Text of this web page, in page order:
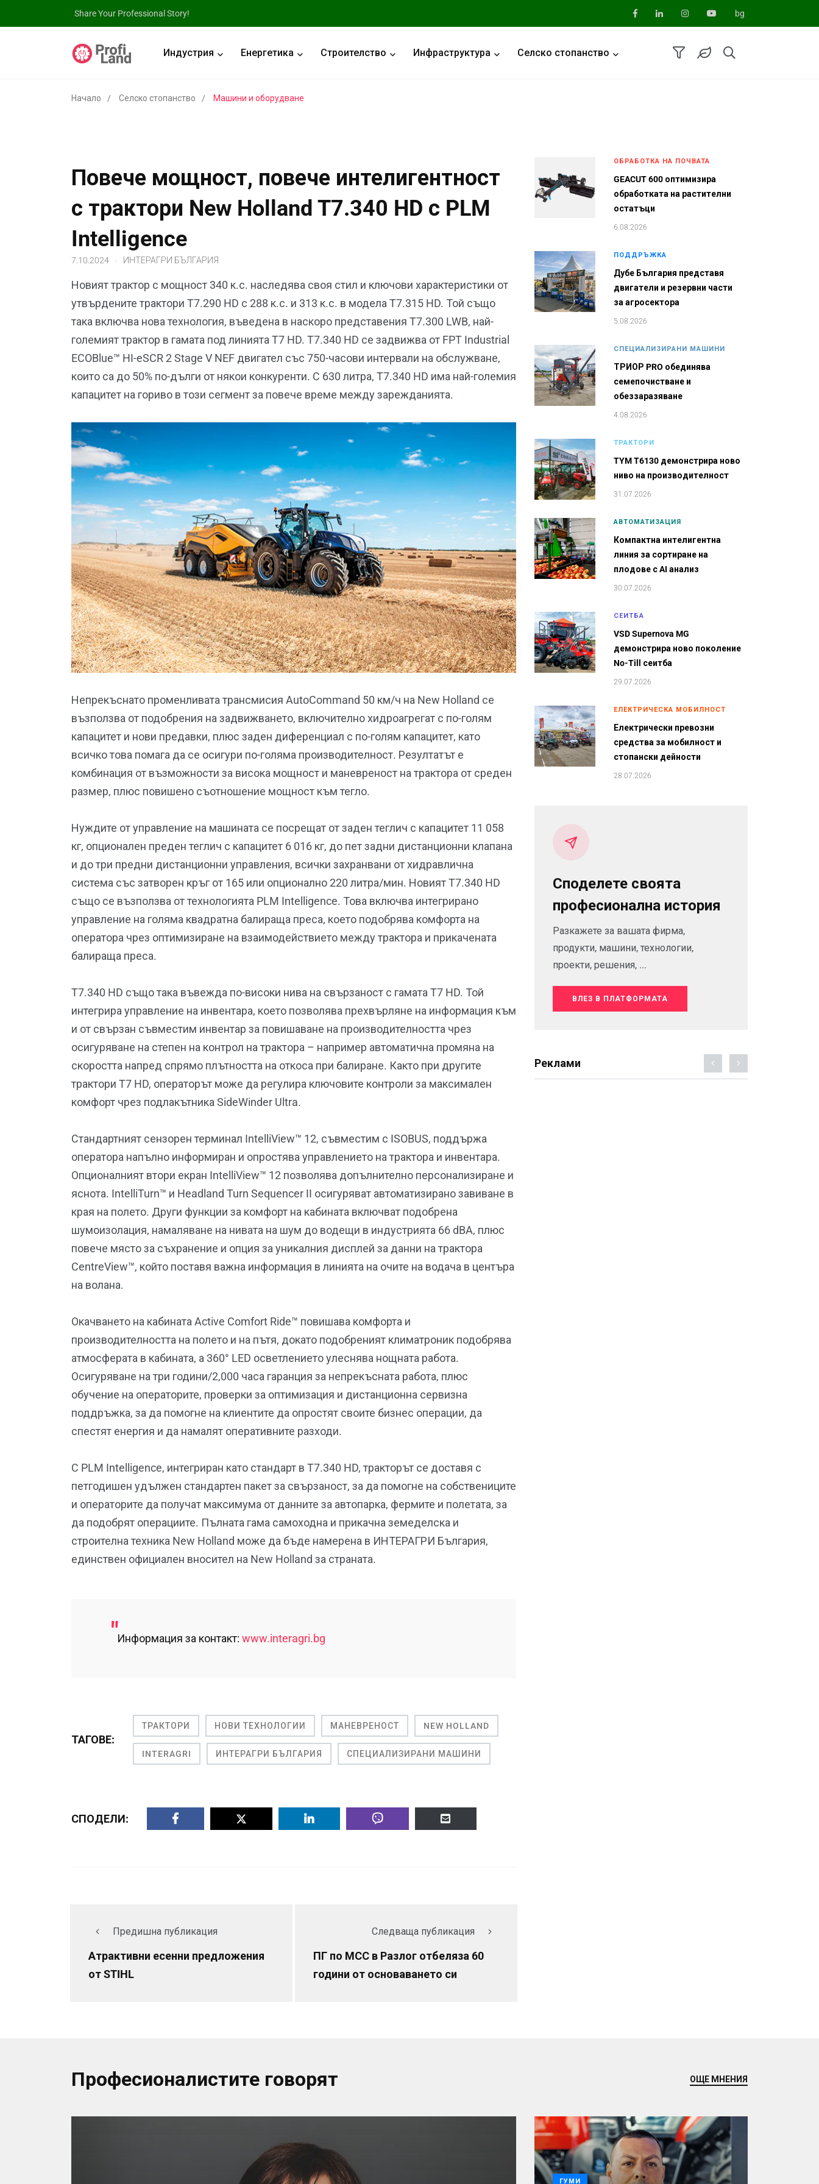
Share Your Professional Story! bg
Индустрия Енергетика Строителство Инфраструктура Селско стопанство
Начало Селско стопанство Машини и оборудване
Повече мощност, повече интелигентност
с трактори New Holland T7.340 HD с PLM
Intelligence
7.10.2024 ИНТЕРАГРИ БЪЛГАРИЯ
Новият трактор с мощност 340 к.с. наследява своя стил и ключови характеристики от
утвърдените трактори T7.290 HD с 288 к.с. и 313 к.с. в модела T7.315 HD. Той също
така включва нова технология, въведена в наскоро представения T7.300 LWB, най-
големият трактор в гамата под линията T7 HD. T7.340 HD се задвижва от FPT Industrial
ECOBlue™ HI-eSCR 2 Stage V NEF двигател със 750-часови интервали на обслужване,
които са до 50% по-дълги от някои конкуренти. С 630 литра, T7.340 HD има най-големия
капацитет на гориво в този сегмент за повече време между зарежданията.
Непрекъснато променливата трансмисия AutoCommand 50 км/ч на New Holland се
възползва от подобрения на задвижването, включително хидроагрегат с по-голям
капацитет и нови предавки, плюс заден диференциал с по-голям капацитет, като
всичко това помага да се осигури по-голяма производителност. Резултатът е
комбинация от възможности за висока мощност и маневреност на трактора от среден
размер, плюс повишено съотношение мощност към тегло.
Нуждите от управление на машината се посрещат от заден теглич с капацитет 11 058
кг, опционален преден теглич с капацитет 6 016 кг, до пет задни дистанционни клапана
и до три предни дистанционни управления, всички захранвани от хидравлична
система със затворен кръг от 165 или опционално 220 литра/мин. Новият T7.340 HD
също се възползва от технологията PLM Intelligence. Това включва интегрирано
управление на голяма квадратна балираща преса, което подобрява комфорта на
оператора чрез оптимизиране на взаимодействието между трактора и прикачената
балираща преса.
T7.340 HD също така въвежда по-високи нива на свързаност с гамата T7 HD. Той
интегрира управление на инвентара, което позволява прехвърляне на информация към
и от свързан съвместим инвентар за повишаване на производителността чрез
осигуряване на степен на контрол на трактора – например автоматична промяна на
скоростта напред спрямо плътността на откоса при балиране. Както при другите
трактори T7 HD, операторът може да регулира ключовите контроли за максимален
комфорт чрез подлакътника SideWinder Ultra.
Стандартният сензорен терминал IntelliView™ 12, съвместим с ISOBUS, поддържа
оператора напълно информиран и опростява управлението на трактора и инвентара.
Опционалният втори екран IntelliView™ 12 позволява допълнително персонализиране и
яснота. IntelliTurn™ и Headland Turn Sequencer II осигуряват автоматизирано завиване в
края на полето. Други функции за комфорт на кабината включват подобрена
шумоизолация, намаляване на нивата на шум до водещи в индустрията 66 dBA, плюс
повече място за съхранение и опция за уникалния дисплей за данни на трактора
CentreView™, който поставя важна информация в линията на очите на водача в центъра
на волана.
Окачването на кабината Active Comfort Ride™ повишава комфорта и
производителността на полето и на пътя, докато подобреният климатроник подобрява
атмосферата в кабината, а 360° LED осветлението улеснява нощната работа.
Осигуряване на три години/2,000 часа гаранция за непрекъсната работа, плюс
обучение на операторите, проверки за оптимизация и дистанционна сервизна
поддръжка, за да помогне на клиентите да опростят своите бизнес операции, да
спестят енергия и да намалят оперативните разходи.
С PLM Intelligence, интегриран като стандарт в T7.340 HD, тракторът се доставя с
петгодишен удължен стандартен пакет за свързаност, за да помогне на собствениците
и операторите да получат максимума от данните за автопарка, фермите и полетата, за
да подобрят операциите. Пълната гама самоходна и прикачна земеделска и
строителна техника New Holland може да бъде намерена в ИНТЕРАГРИ България,
единствен официален вносител на New Holland за страната.
Информация за контакт: www.interagri.bg
ТАГОВЕ:
ТРАКТОРИ НОВИ ТЕХНОЛОГИИ МАНЕВРЕНОСТ NEW HOLLAND
INTERAGRI ИНТЕРАГРИ БЪЛГАРИЯ СПЕЦИАЛИЗИРАНИ МАШИНИ
СПОДЕЛИ:
Предишна публикация
Атрактивни есенни предложения
от STIHL
Следваща публикация
ПГ по МСС в Разлог отбеляза 60
години от основаването си
ОБРАБОТКА НА ПОЧВАТА
GEACUT 600 оптимизира
обработката на растителни
остатъци
6.08.2026
ПОДДРЪЖКА
Дубе България представя
двигатели и резервни части
за агросектора
5.08.2026
СПЕЦИАЛИЗИРАНИ МАШИНИ
ТРИОР PRO обединява
семепочистване и
обеззаразяване
4.08.2026
ТРАКТОРИ
TYM T6130 демонстрира ново
ниво на производителност
31.07.2026
АВТОМАТИЗАЦИЯ
Компактна интелигентна
линия за сортиране на
плодове с AI анализ
30.07.2026
СЕИТБА
VSD Supernova MG
демонстрира ново поколение
No-Till сеитба
29.07.2026
ЕЛЕКТРИЧЕСКА МОБИЛНОСТ
Електрически превозни
средства за мобилност и
стопански дейности
28.07.2026
Споделете своята
професионална история
Разкажете за вашата фирма,
продукти, машини, технологии,
проекти, решения, ...
ВЛЕЗ В ПЛАТФОРМАТА
Реклами
Професионалистите говорят ОЩЕ МНЕНИЯ
ГУМИ